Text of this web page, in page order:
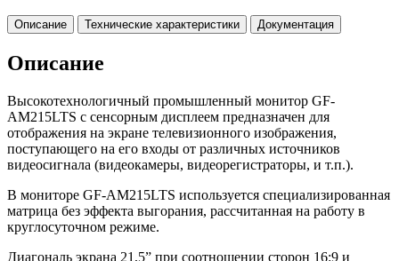
Описание Технические характеристики Документация
Описание
Высокотехнологичный промышленный монитор GF-
AM215LTS с сенсорным дисплеем предназначен для
отображения на экране телевизионного изображения,
поступающего на его входы от различных источников
видеосигнала (видеокамеры, видеорегистраторы, и т.п.).
В мониторе GF-AM215LTS используется специализированная
матрица без эффекта выгорания, рассчитанная на работу в
круглосуточном режиме.
Диагональ экрана 21,5” при соотношении сторон 16:9 и